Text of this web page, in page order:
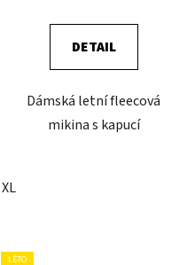
DETAIL
Dámská letní fleecová
mikina s kapucí
XL
LÉTO